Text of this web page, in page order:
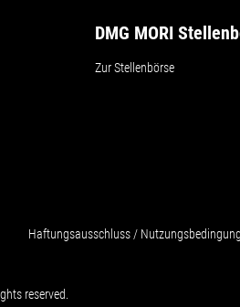
DMG MORI
Zur Stellenbörse
Haftungsausschluss /
reserved.